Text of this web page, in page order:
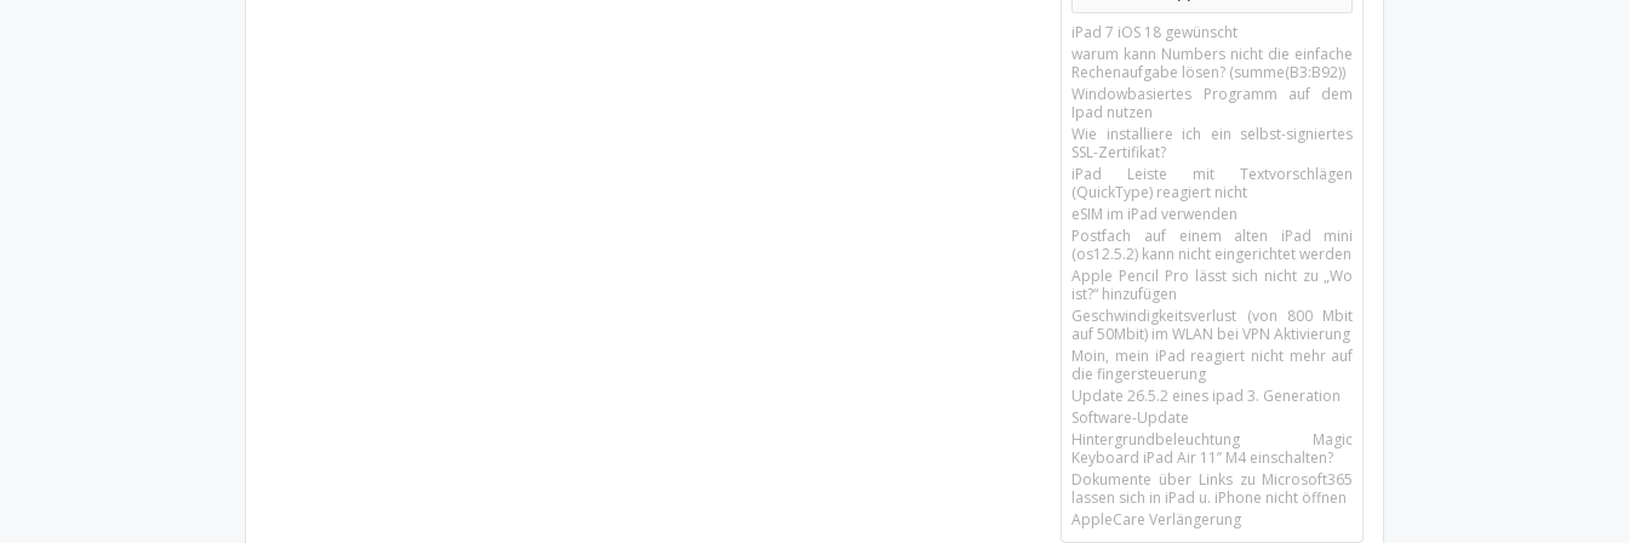
iPad 7 iOS 18 gewünscht
warum kann Numbers nicht die einfache
Rechenaufgabe lösen? (summe(B3:B92))
Windowbasiertes Programm auf dem
Ipad nutzen
Wie installiere ich ein selbst-signiertes
SSL-Zertifikat?
iPad Leiste mit Textvorschlägen
(QuickType) reagiert nicht
eSIM im iPad verwenden
Postfach auf einem alten iPad mini
(os12.5.2) kann nicht eingerichtet werden
Apple Pencil Pro lässt sich nicht zu „Wo
ist?“ hinzufügen
Geschwindigkeitsverlust (von 800 Mbit
auf 50Mbit) im WLAN bei VPN Aktivierung
Moin, mein iPad reagiert nicht mehr auf
die fingersteuerung
Update 26.5.2 eines ipad 3. Generation
Software-Update
Hintergrundbeleuchtung Magic
Keyboard iPad Air 11’’ M4 einschalten?
Dokumente über Links zu Microsoft365
lassen sich in iPad u. iPhone nicht öffnen
AppleCare Verlängerung